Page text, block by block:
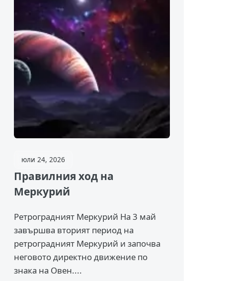
юли 24, 2026
Правилния ход на
Меркурий
Ретроградният Меркурий На 3 май
завършва вторият период на
ретроградният Меркурий и започва
неговото директно движение по
знака на Овен....